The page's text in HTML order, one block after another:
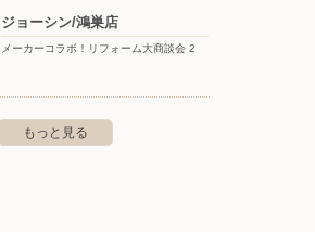
ジョーシン/鴻巣店
メーカーコラボ！リフォーム大商談会 2
もっと見る